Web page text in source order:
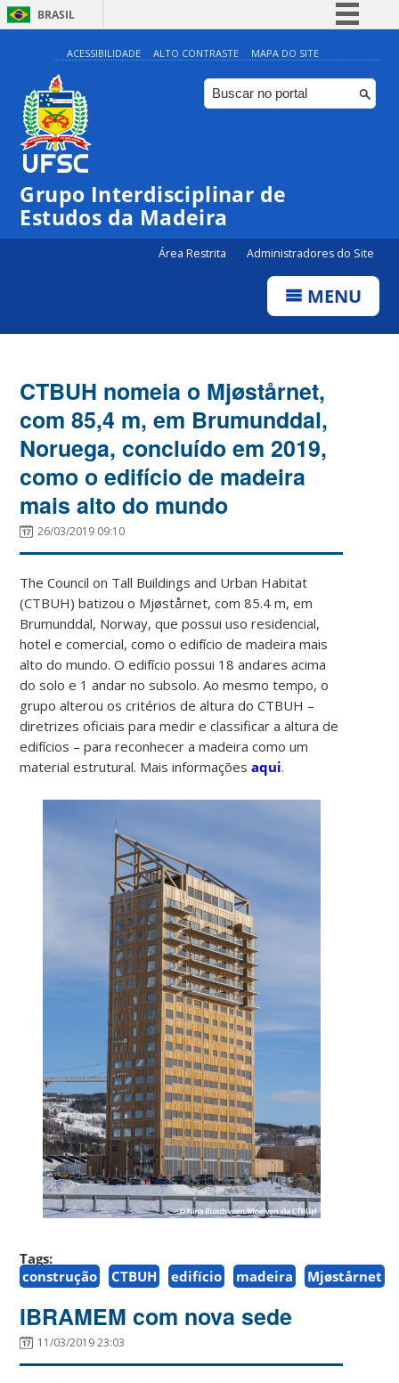
BRASIL
Simplifique!
Comunica BR
Participe
Canais
ACESSIBILIDADE ALTO CONTRASTE MAPA DO SITE
Grupo Interdisciplinar de
Estudos da Madeira
Área Restrita Administradores do Site
MENU
CTBUH nomeia o Mjøstårnet,
com 85,4 m, em Brumunddal,
Noruega, concluído em 2019,
como o edifício de madeira
mais alto do mundo
26/03/2019 09:10
The Council on Tall Buildings and Urban Habitat
(CTBUH) batizou o Mjøstårnet, com 85.4 m, em
Brumunddal, Norway, que possui uso residencial,
hotel e comercial, como o edifício de madeira mais
alto do mundo. O edifício possui 18 andares acima
do solo e 1 andar no subsolo. Ao mesmo tempo, o
grupo alterou os critérios de altura do CTBUH –
diretrizes oficiais para medir e classificar a altura de
edifícios – para reconhecer a madeira como um
material estrutural. Mais informaçõesaqui.
Tags:
construção
CTBUH edifício madeira Mjøstårnet
IBRAMEM com nova sede
11/03/2019 23:03